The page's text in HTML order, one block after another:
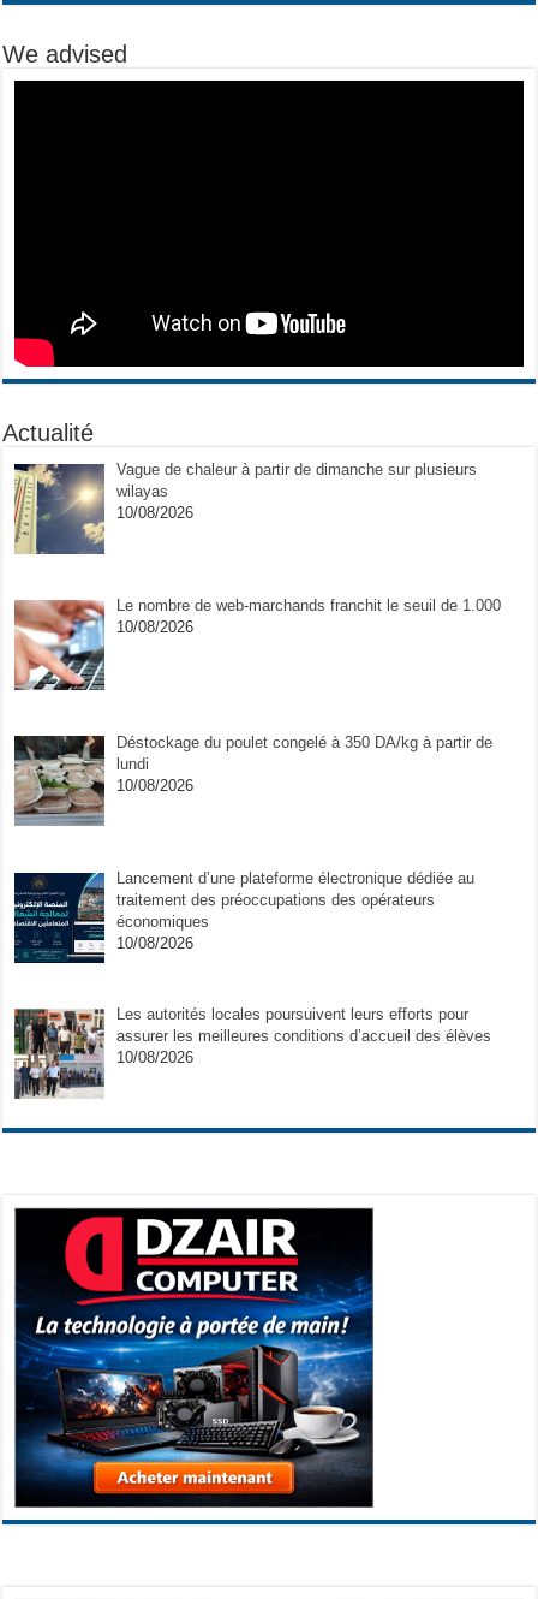
We advised
Actualité
Vague de chaleur à partir de dimanche sur plusieurs
wilayas
10/08/2026
Le nombre de web-marchands franchit le seuil de 1.000
10/08/2026
Déstockage du poulet congelé à 350 DA/kg à partir de
lundi
10/08/2026
Lancement d’une plateforme électronique dédiée au
traitement des préoccupations des opérateurs
économiques
10/08/2026
Les autorités locales poursuivent leurs efforts pour
assurer les meilleures conditions d’accueil des élèves
10/08/2026